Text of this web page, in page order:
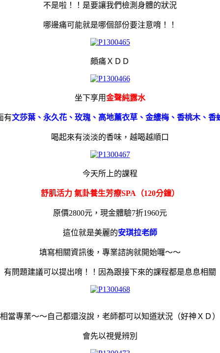
不是啦！！是要讓我們檢測身體的狀況
哪邊痛可能就是哪個部份要注意唷！！
頗痛ＸＤＤ
坐下享用金聲純露水
有文莎葉、永久花、玫瑰、高地薰衣草、金縷梅、香桃木、香
喝起來有淡淡的香味，越喝越順口
今天所上的課程
舒肌活力 氣卦養生芳療SPA（120分鐘）
原價2800元，現金體驗7折1960元
這位就是美麗的安琪拉老師
填寫相關資訊後，專業諮詢就開始囉～～
有問題建議可以提出唷！！因為跟接下來的課程都是息息相關
相當專業～～自己都還沒說，老師都可以知道狀況（好神ＸＤ）
會先以視覺辨別